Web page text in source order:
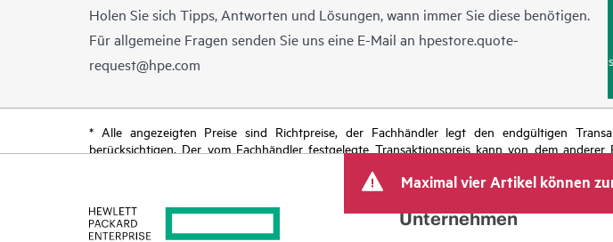
Holen Sie sich Tipps, Antworten und Lösungen, wann immer Sie diese benötigen.
Für allgemeine Fragen senden Sie uns eine E-Mail an hpestore.quote-
request@hpe.com
* Alle angezeigten Preise sind Richtpreise, der Fachhändler legt den endgültigen
berücksichtigen. Der vom Fachhändler festgelegte Transaktionspreis kann von dem
von Produkten, eingeschränkter Produktverfügbarkeit, dem Ende der Lebensdauer von
Maximal vier Artikel können
Unternehmen